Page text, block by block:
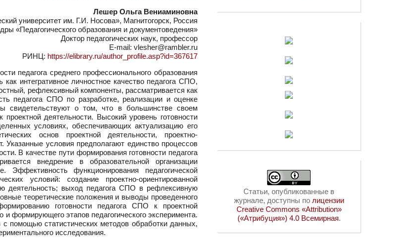
Лешер Ольга Вениаминовна
университет им. Г.И. Носова», Магнитогорск, Россия
«Педагогического образования и документоведения»
Доктор педагогических наук, профессор
E-mail: vlesher@rambler.ru
РИНЦ: https://elibrary.ru/author_profile.asp?id=367617
педагога среднего профессионального образования
интегративное личностное качество педагога СПО,
рефлексивный компоненты, рассматривается как
педагога СПО по разработке, реализации и оценке
свидетельствуют о том, что в большинстве своем
деятельности. Высокий уровень готовности
условиях, обеспечивающих актуализацию его
основ проектной деятельности, проектно-
Указанные условия предполагают единство процессов
В качестве пути формирования готовности педагога
внедрение в образовательной организации
Эффективность функционирования педагогической
условий: создание проектно-ориентированной
деятельность; выход педагога СПО в рефлексивную
теоретические положения и выводы проведенного
готовности педагога СПО к проектной
формирующего этапов педагогического эксперимента.
помощью статистических методов обработки данных,
исследования.
Статьи, опубликованные в
журнале, доступны по лицензии
Creative Commons «Attribution»
(«Атрибуция») 4.0 Всемирная.